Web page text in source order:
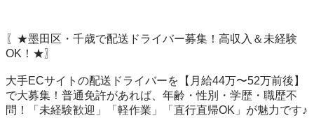
〖★墨田区・千歳で配送ドライバー募集！高収入＆未経験
OK！★〗
大手ECサイトの配送ドライバーを【月給44万〜52万前後】
で大募集！普通免許があれば、年齢・性別・学歴・職歴不
問！「未経験歓迎」「軽作業」「直行直帰OK」が魅力です♪